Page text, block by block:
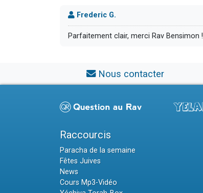
Frederic G.
Parfaitement clair, merci Rav Bensimon !
Nous contacter
Raccourcis
Paracha de la semaine
Fêtes Juives
News
Cours Mp3-Vidéo